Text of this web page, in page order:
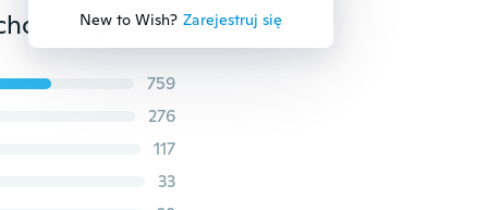
New to Wish? Zarejestruj się
70L, 40L, 20L (opcjonalnie) ZESTAW Saszetki do przechowywania Kajak kajakowy Rafting Sport Camping Zestaw podróżny Sprzęt H8071 Akcesoria podróżne
759
276
117
33